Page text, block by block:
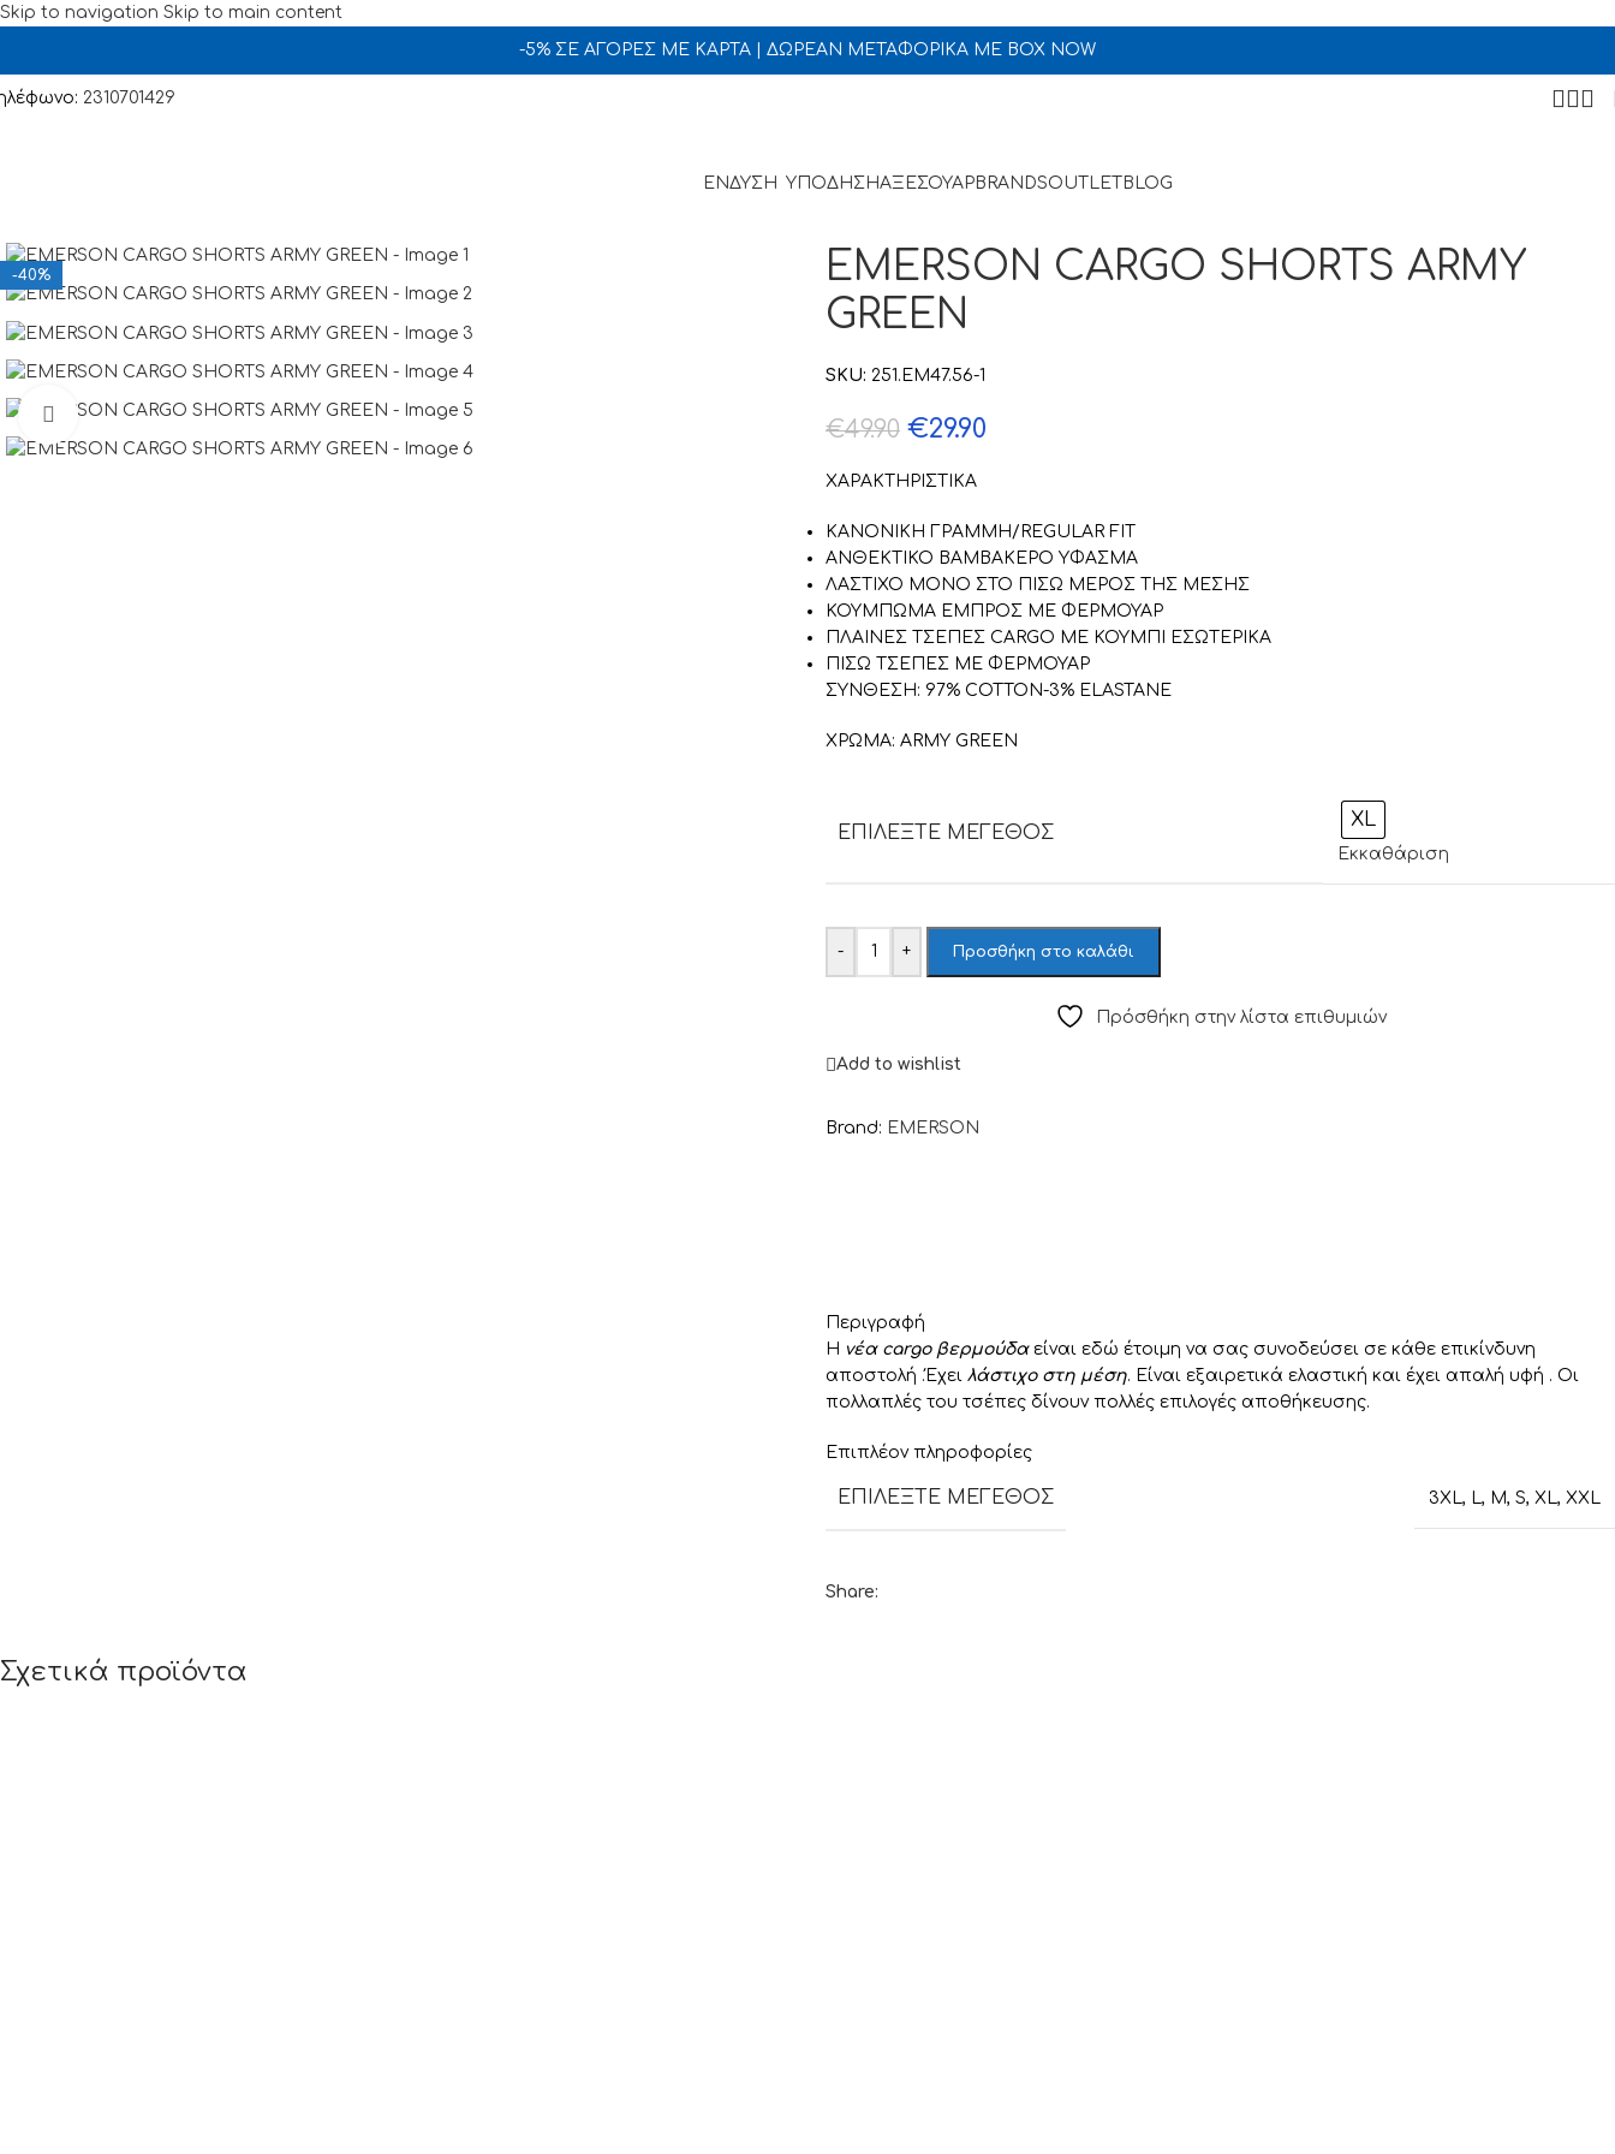
Skip to navigation Skip to main content
-5% ΣΕ ΑΓΟΡΕΣ ΜΕ ΚΑΡΤΑ | ΔΩΡΕΑΝ ΜΕΤΑΦΟΡΙΚΑ ΜΕ BOX NOW
2310701429
ΕΝΔΥΣΗ ΥΠΟΔΗΣΗΑΞΕΣΟΥΑΡ BRANDSOUTLET BLOG
-40%
Click to enlarge
EMERSON CARGO SHORTS ARMY
GREEN
SKU: 251.EM47.56-1
€49.90 €29.90
ΧΑΡΑΚΤΗΡΙΣΤΙΚΑ
ΚΑΝΟΝΙΚΗ ΓΡΑΜΜΗ/REGULAR FIT
ΑΝΘΕΚΤΙΚΟ ΒΑΜΒΑΚΕΡΟ ΥΦΑΣΜΑ
ΛΑΣΤΙΧΟ ΜΟΝΟ ΣΤΟ ΠΙΣΩ ΜΕΡΟΣ ΤΗΣ ΜΕΣΗΣ
ΚΟΥΜΠΩΜΑ ΕΜΠΡΟΣ ΜΕ ΦΕΡΜΟΥΑΡ
ΠΛΑΙΝΕΣ ΤΣΕΠΕΣ CARGO ΜΕ ΚΟΥΜΠΙ ΕΣΩΤΕΡΙΚΑ
ΠΙΣΩ ΤΣΕΠΕΣ ΜΕ ΦΕΡΜΟΥΑΡ
ΣΥΝΘΕΣΗ: 97% COTTON-3% ELASTANE
ΧΡΩΜΑ: ARMY GREEN
ΕΠΙΛΈΞΤΕ ΜΈΓΕΘΟΣ
XL
Εκκαθάριση
- + Προσθήκη στο καλάθι
Πρόσθήκη στην λίστα επιθυμιών
Add to wishlist
Brand: EMERSON
Περιγραφή
Η νέα cargo βερμούδαείναι εδώ έτοιμη να σας συνοδεύσει σε κάθε επικίνδυνη
αποστολή .Έχει λάστιχο στη μέση. Είναι εξαιρετικά ελαστική και έχει απαλή υφή . Οι
πολλαπλές του τσέπες δίνουν πολλές επιλογές αποθήκευσης.
Επιπλέον πληροφορίες
ΕΠΙΛΈΞΤΕ ΜΈΓΕΘΟΣ 3XL, L, M, S, XL, XXL
Share:
Σχετικά προϊόντα